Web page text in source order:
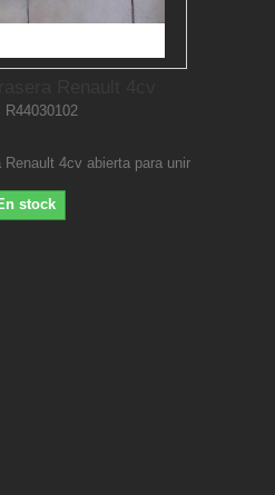
R44030102
4cv abierta para unir
stock